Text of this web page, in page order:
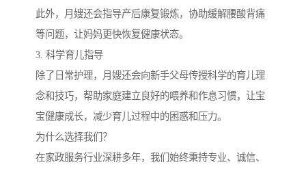
此外，月嫂还会指导产后康复锻炼，协助缓解腰酸背痛
等问题，让妈妈更快恢复健康状态。
3. 科学育儿指导
除了日常护理，月嫂还会向新手父母传授科学的育儿理
念和技巧，帮助家庭建立良好的喂养和作息习惯，让宝
宝健康成长，减少育儿过程中的困惑和压力。
为什么选择我们？
在家政服务行业深耕多年，我们始终秉持专业、诚信、